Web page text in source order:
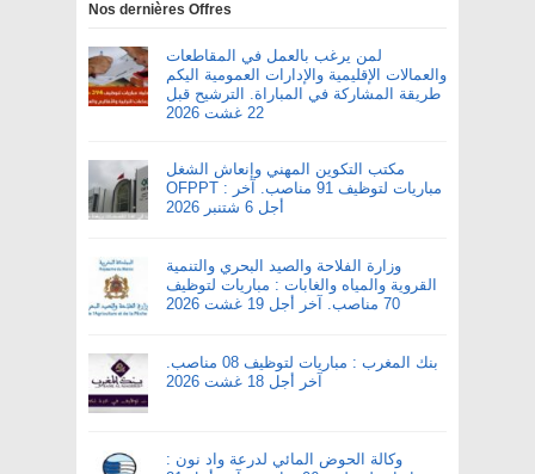
Nos dernières Offres
لمن يرغب بالعمل في المقاطعات
والعمالات الإقليمية والإدارات العمومية اليكم
طريقة المشاركة في المباراة. الترشيح قبل
22 غشت 2026
مكتب التكوين المهني وإنعاش الشغل
OFPPT : مباريات لتوظيف 91 مناصب. آخر
أجل 6 شتنبر 2026
وزارة الفلاحة والصيد البحري والتنمية
القروية والمياه والغابات : مباريات لتوظيف
70 مناصب. آخر أجل 19 غشت 2026
بنك المغرب : مباريات لتوظيف 08 مناصب.
آخر أجل 18 غشت 2026
وكالة الحوض المائي لدرعة واد نون :